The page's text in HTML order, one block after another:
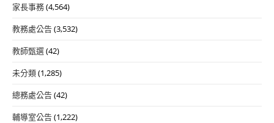
家長事務(4,564)
教務處公告(3,532)
教師甄選(42)
未分類(1,285)
總務處公告(42)
輔導室公告(1,222)